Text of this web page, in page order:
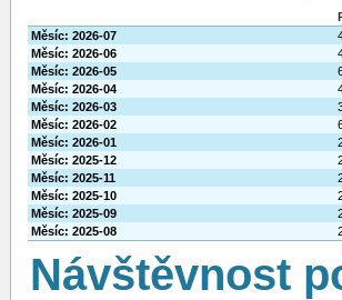
Měsíc: 2026-07
Měsíc: 2026-06
Měsíc: 2026-05
Měsíc: 2026-04
Měsíc: 2026-03
Měsíc: 2026-02
Měsíc: 2026-01
Měsíc: 2025-12
Měsíc: 2025-11
Měsíc: 2025-10
Měsíc: 2025-09
Měsíc: 2025-08
Návštěvnost